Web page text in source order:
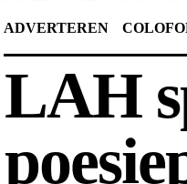
ADVERTEREN
LAH